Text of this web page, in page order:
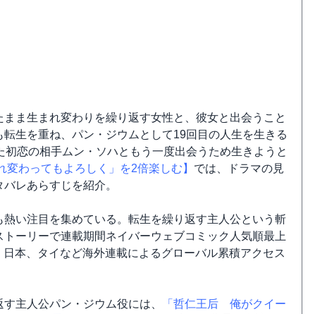
ま生まれ変わりを繰り返す女性と、彼女と出会うこと
生を重ね、パン・ジウムとして19回目の人生を生きる
恋の相手ムン・ソハともう一度出会うため生きようと
変わってもよろしく」を2倍楽しむ】 では、ドラマの見
レあらすじを紹介。
い注目を集めている。転生を繰り返す主人公という斬
ーリーで連載期間ネイバーウェブコミック人気順最上
本、タイなど海外連載によるグローバル累積アクセス
主人公パン・ジウム役には、
「哲仁王后 俺がクイー